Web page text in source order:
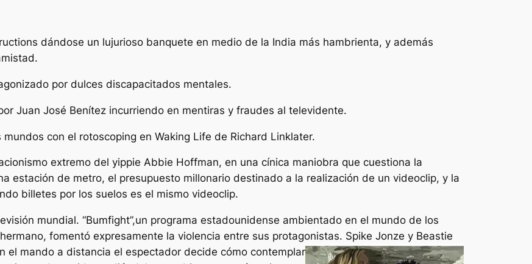
dándose un lujurioso banquete en medio de la India más hambrienta, y además
por dulces discapacitados mentales.
Juan José Benítez incurriendo en mentiras y fraudes al televidente.
con el rotoscoping en Waking Life de Richard Linklater.
extremo del yippie Abbie Hoffman, en una cínica maniobra que cuestiona la
estación de metro, el presupuesto millonario destinado a la realización de un videoclip, y la
billetes por los suelos es el mismo videoclip.
mundial. “Bumfight”,un programa estadounidense ambientado en el mundo de los
fomentó expresamente la violencia entre sus protagonistas. Spike Jonze y Beastie
el mando a distancia el espectador decide cómo contemplar